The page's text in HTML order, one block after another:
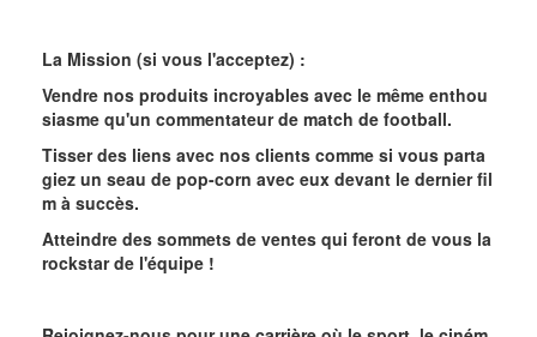
La Mission (si vous l'acceptez) :
Vendre nos produits incroyables avec le même enthou
siasme qu'un commentateur de match de football.
Tisser des liens avec nos clients comme si vous parta
giez un seau de pop-corn avec eux devant le dernier fil
m à succès.
Atteindre des sommets de ventes qui feront de vous la
rockstar de l'équipe !